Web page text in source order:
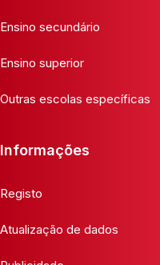
Ensino secundário
Ensino superior
Outras escolas específicas
Informações
Registo
Atualização de dados